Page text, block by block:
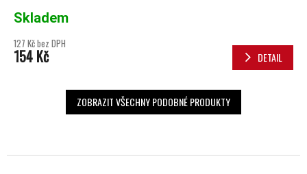
Skladem
127 Kč bez DPH
154 Kč DETAIL
ZOBRAZIT VŠECHNY PODOBNÉ PRODUKTY